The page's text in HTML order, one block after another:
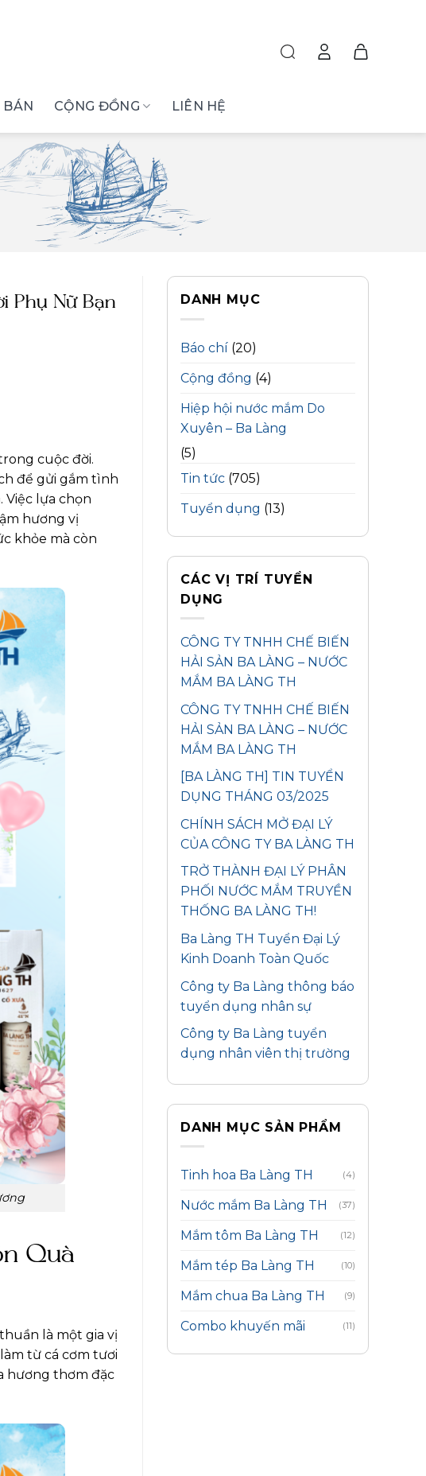
CỘNG ĐỒNG LIÊN HỆ
Phụ Nữ Bạn
cuộc đời.
để gửi gắm tình
Việc lựa chọn
hương vị
khỏe mà còn
Quà
là một gia vị
từ cá cơm tươi
hương thơm đặc
DANH MỤC
Báo chí (20)
Cộng đồng (4)
Hiệp hội nước mắm Do
Xuyên – Ba Làng
(5)
Tin tức (705)
Tuyển dụng (13)
CÁC VỊ TRÍ TUYỂN
DỤNG
CÔNG TY TNHH CHẾ BIẾN
HẢI SẢN BA LÀNG – NƯỚC
MẮM BA LÀNG TH
CÔNG TY TNHH CHẾ BIẾN
HẢI SẢN BA LÀNG – NƯỚC
MẮM BA LÀNG TH
[BA LÀNG TH] TIN TUYỂN
DỤNG THÁNG 03/2025
CHÍNH SÁCH MỞ ĐẠI LÝ
CỦA CÔNG TY BA LÀNG TH
TRỞ THÀNH ĐẠI LÝ PHÂN
PHỐI NƯỚC MẮM TRUYỀN
THỐNG BA LÀNG TH!
Ba Làng TH Tuyển Đại Lý
Kinh Doanh Toàn Quốc
Công ty Ba Làng thông báo
tuyển dụng nhân sự
Công ty Ba Làng tuyển
dụng nhân viên thị trường
DANH MỤC SẢN PHẨM
Tinh hoa Ba Làng TH (4)
Nước mắm Ba Làng TH (37)
Mắm tôm Ba Làng TH (12)
Mắm tép Ba Làng TH (10)
Mắm chua Ba Làng TH (9)
Combo khuyến mãi (11)